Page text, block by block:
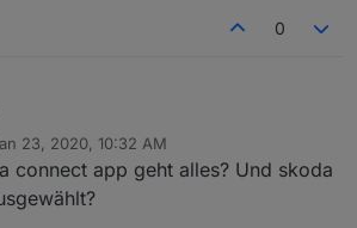
0
auf deinen Adapter gestoßen und habe
der Login für Skoda scheinbar nicht.
natürlich doppelt geprüft und neu
23, 2020, 10:32 AM
connect app geht alles? Und skoda